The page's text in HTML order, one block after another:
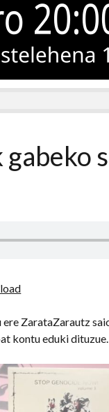
ZarataZarautz
kontu eduki dituzue.